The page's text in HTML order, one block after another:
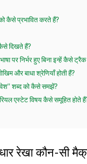
कैसे प्रभावित करते हैं?
कैसे दिखते हैं?
पर निर्भर हुए बिना इन्हें कैसे ट्रैक
और बाधा श्रेणियाँ होती हैं?
शब्द को कैसे समझें?
एस्टेट विषय कैसे समूहित होते
रेखा कौन-सी